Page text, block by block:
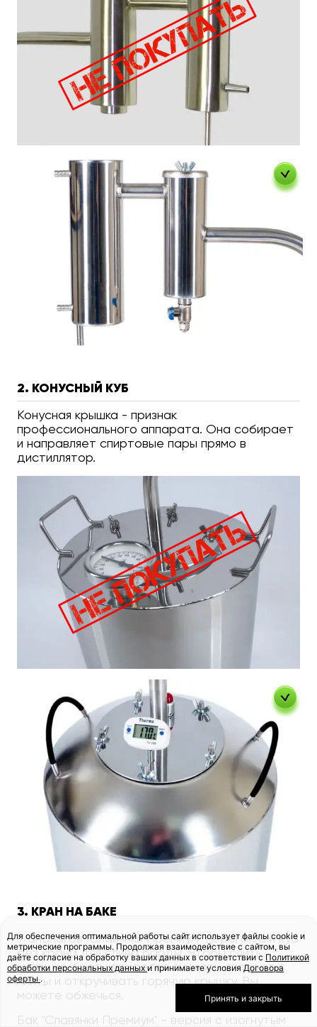
2. КОНУСНЫЙ КУБ
Конусная крышка - признак
профессионального аппарата. Она собирает
и направляет спиртовые пары прямо в
дистиллятор.
3. КРАН НА БАКЕ
У аналогов "Славянки Премиум" перегонный куб
без крана для слива барды. Чтобы слить
кипящую брагу, придется снимать аппарат с
плиты и откручивать горячую крышку. Вы
можете обжечься.
Бак "Славянки Премиум" - версия с изогнутым
Для обеспечения оптимальной работы сайт использует файлы cookie и
метрические программы. Продолжая взаимодействие с сайтом, вы
даёте согласие на обработку ваших данных в соответствии с Политикой
обработки персональных данныхи принимаете условияДоговора
оферты.
Принять и закрыть